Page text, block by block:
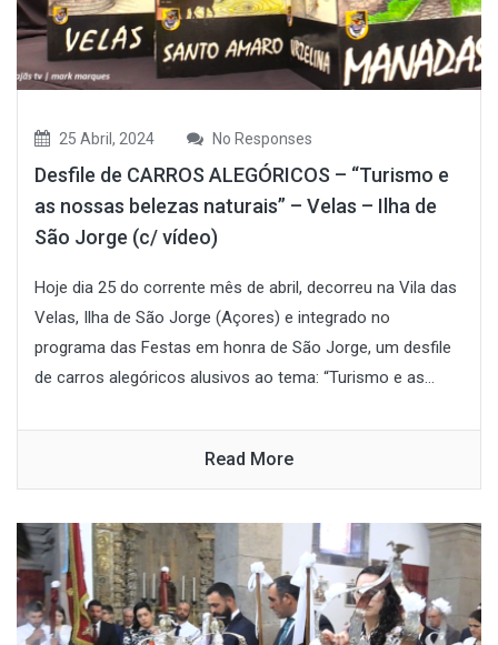
25 Abril, 2024 No Responses
Desfile de CARROS ALEGÓRICOS – “Turismo e
as nossas belezas naturais” – Velas – Ilha de
São Jorge (c/ vídeo)
Hoje dia 25 do corrente mês de abril, decorreu na Vila das
Velas, Ilha de São Jorge (Açores) e integrado no
programa das Festas em honra de São Jorge, um desfile
de carros alegóricos alusivos ao tema: “Turismo e as...
Read More